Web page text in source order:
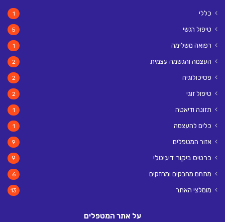
כללי 1
טיפול רגשי 5
רפואה משלימה 1
העצמה והגשמה עצמית 2
פסיכולוגיה 2
טיפול זוגי 2
תזונה ודיאטה 1
כלים להעצמה 1
אזור המטפלים 9
כרטיס ביקור דיגיטלי 9
מתחם מחבקים ומחזקים 6
מומלצי האתר 13
על אתר המטפלים